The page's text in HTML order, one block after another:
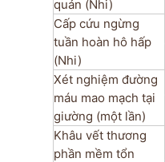
quản (Nhi)
Cấp cứu ngừng
tuần hoàn hô hấp
(Nhi)
Xét nghiệm đường
máu mao mạch tại
giường (một lần)
Khâu vết thương
phần mềm tổn